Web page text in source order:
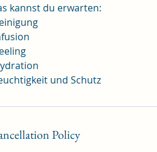
kannst du erwarten:
Policy